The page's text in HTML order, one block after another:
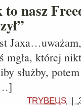
nasz
mgła, której
służby,
TRYBEUS |